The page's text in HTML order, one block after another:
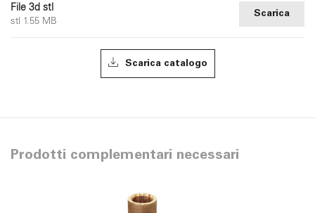
File 3d stl
stl 1.55 MB
Scarica
Scarica catalogo
Prodotti complementari necessari